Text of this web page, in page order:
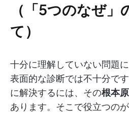
（「5つのなぜ」
て）
十分に理解していない問題
表面的な診断では不十分で
に解決するには、その根本
あります。そこで役立つのが